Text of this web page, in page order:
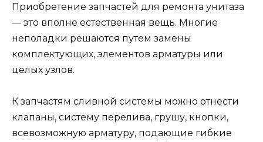
Приобретение запчастей для ремонта унитаза
— это вполне естественная вещь. Многие
неполадки решаются путем замены
комплектующих, элементов арматуры или
целых узлов.
К запчастям сливной системы можно отнести
клапаны, систему перелива, грушу, кнопки,
всевозможную арматуру, подающие гибкие